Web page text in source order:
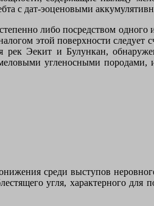
с дат-эоценовыми
либо посредством
этой поверхности
рек Эекит и Булункан,
угленосными породами,
среди выступов
угля, характерного